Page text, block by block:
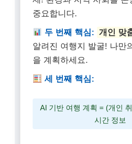
중요합니다.
두 번째 핵심: 개인 맞
알려진 여행지 발굴! 나만
을 계획하세요.
세 번째 핵심:
AI 기반 여행 계획 = (개인
시간 정보